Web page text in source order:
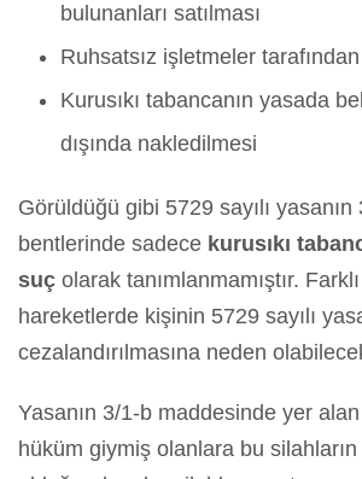
bulunanları satılması
Ruhsatsız işletmeler
Kurusıkı tabancanın yasada
dışında nakledilmesi
Görüldüğü gibi 5729 sayılı
bentlerinde sadece kurusıkı
suç olarak tanımlanmamıştır.
hareketlerde kişinin 5729 sayılı
cezalandırılmasına neden
Yasanın 3/1-b maddesinde yer
hüküm giymiş olanlara bu silahların